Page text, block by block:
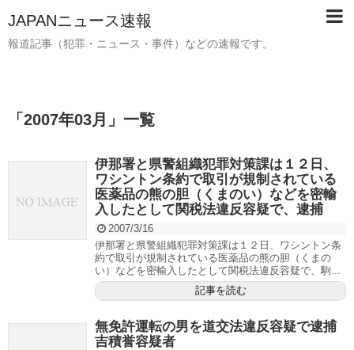
JAPANニュース速報
報道記事（犯罪・ニュース・事件）などの速報です。
「 2007年03月 」 一覧
伊那署と県警組織犯罪対策課は１２日、
ワシントン条約で取引が規制されている
医薬品の熊の胆（くまのい）などを密輸
入したとして関税法違反容疑で、逮捕
2007/3/16
伊那署と県警組織犯罪対策課は１２日、ワシントン条
約で取引が規制されている医薬品の熊の胆（くまの
い）などを密輸入したとして関税法違反容疑で、駒...
記事を読む
無免許運転の男を道交法違反容疑で逮捕
吉積誉容疑者